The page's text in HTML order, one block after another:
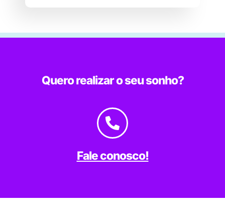
Quero realizar o seu sonho?
Fale conosco!